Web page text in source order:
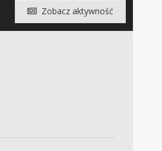
Zobacz aktywność